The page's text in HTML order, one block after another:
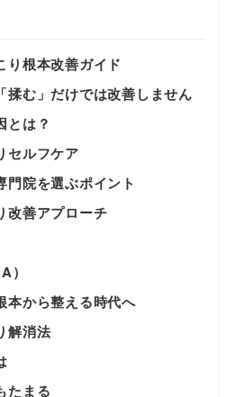
り根本改善ガイド
揉む」だけでは改善しません
とは？
セルフケア
門院を選ぶポイント
改善アプローチ
）
本から整える時代へ
解消法
たまる